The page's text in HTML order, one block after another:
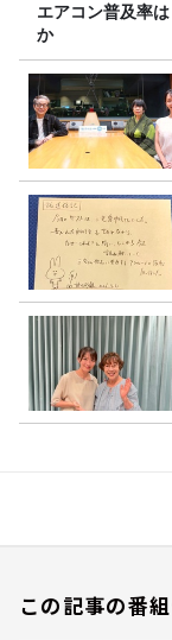
エアコン普及率
か
この記事の番